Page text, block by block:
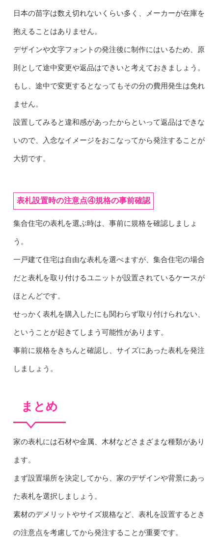
日本の苗字は数え切れないくらい多く、メーカーが在庫を
抱えることはありません。
デザインや文字フォントの発注後に制作にはいるため、原
則として途中変更や返品はできいと考えておきましょう。
もし、途中で変更するとなってもその分の費用発生は免れ
ません。
設置してみると違和感があったからといって返品はできな
いので、入念なイメージをおこなってから発注することが
大切です。
表札設置時の注意点④規格の事前確認
集合住宅の表札を選ぶ時は、事前に規格を確認しましょ
う。
一戸建て住宅は自由な表札を選べますが、集合住宅の場合
だと表札を取り付けるユニットが設置されているケースが
ほとんどです。
せっかく表札を購入したにも関わらず取り付けられない、
ということが起きてしまう可能性があります。
事前に規格をきちんと確認し、サイズにあった表札を発注
しましょう。
まとめ
家の表札には石材や金属、木材などさまざまな種類があり
ます。
まず設置場所を決定してから、家のデザインや背景にあっ
た表札を選択しましょう。
素材のデメリットやサイズ規格など、表札を設置するとき
の注意点を考慮してから発注することが重要です。